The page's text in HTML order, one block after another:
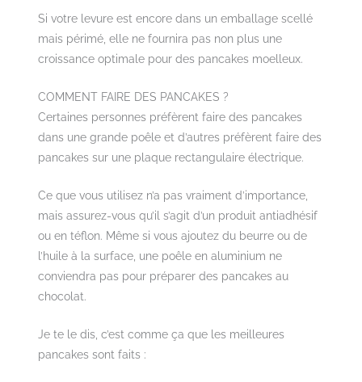
Si votre levure est encore dans un emballage scellé
mais périmé, elle ne fournira pas non plus une
croissance optimale pour des pancakes moelleux.
COMMENT FAIRE DES PANCAKES ?
Certaines personnes préfèrent faire des pancakes
dans une grande poêle et d’autres préfèrent faire des
pancakes sur une plaque rectangulaire électrique.
Ce que vous utilisez n’a pas vraiment d’importance,
mais assurez-vous qu’il s’agit d’un produit antiadhésif
ou en téflon. Même si vous ajoutez du beurre ou de
l’huile à la surface, une poêle en aluminium ne
conviendra pas pour préparer des pancakes au
chocolat.
Je te le dis, c’est comme ça que les meilleures
pancakes sont faits :